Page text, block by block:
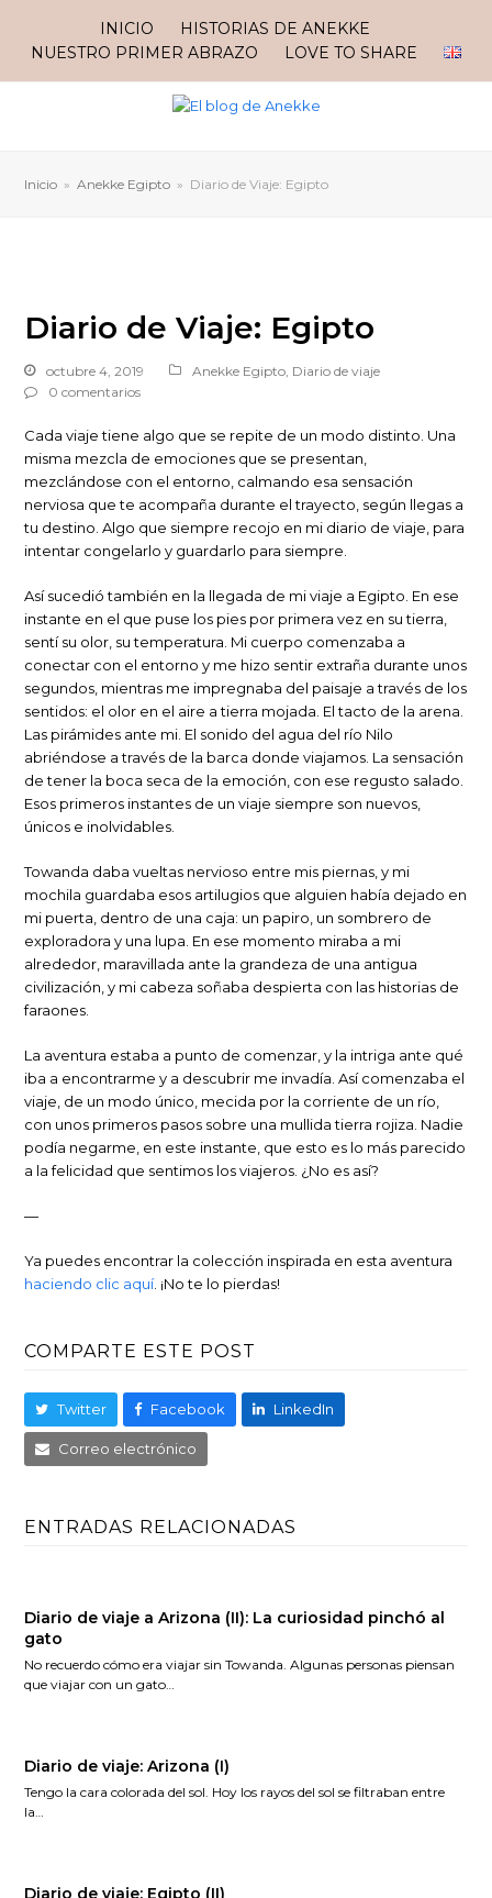
INICIO
HISTORIAS DE ANEKKE
NUESTRO PRIMER ABRAZO
LOVE TO SHARE
Inicio » Anekke Egipto » Diario de Viaje: Egipto
Diario de Viaje: Egipto
octubre 4, 2019 Anekke Egipto Diario de viaje
0 comentarios
Cada viaje tiene algo que se repite de un modo distinto. Una
misma mezcla de emociones que se presentan,
mezclándose con el entorno, calmando esa sensación
nerviosa que te acompaña durante el trayecto, según llegas a
tu destino. Algo que siempre recojo en mi diario de viaje, para
intentar congelarlo y guardarlo para siempre.
Así sucedió también en la llegada de mi viaje a Egipto. En ese
instante en el que puse los pies por primera vez en su tierra,
sentí su olor, su temperatura. Mi cuerpo comenzaba a
conectar con el entorno y me hizo sentir extraña durante unos
segundos, mientras me impregnaba del paisaje a través de los
sentidos: el olor en el aire a tierra mojada. El tacto de la arena.
Las pirámides ante mi. El sonido del agua del río Nilo
abriéndose a través de la barca donde viajamos. La sensación
de tener la boca seca de la emoción, con ese regusto salado.
Esos primeros instantes de un viaje siempre son nuevos,
únicos e inolvidables.
Towanda daba vueltas nervioso entre mis piernas, y mi
mochila guardaba esos artilugios que alguien había dejado en
mi puerta, dentro de una caja: un papiro, un sombrero de
exploradora y una lupa. En ese momento miraba a mi
alrededor, maravillada ante la grandeza de una antigua
civilización, y mi cabeza soñaba despierta con las historias de
faraones.
La aventura estaba a punto de comenzar, y la intriga ante qué
iba a encontrarme y a descubrir me invadía. Así comenzaba el
viaje, de un modo único, mecida por la corriente de un río,
con unos primeros pasos sobre una mullida tierra rojiza. Nadie
podía negarme, en este instante, que esto es lo más parecido
a la felicidad que sentimos los viajeros. ¿No es así?
—
Ya puedes encontrar la colección inspirada en esta aventura
haciendo clic aquí. ¡No te lo pierdas!
COMPARTE ESTE POST
Twitter Facebook LinkedIn
Correo electrónico
ENTRADAS RELACIONADAS
Diario de viaje a Arizona (II): La curiosidad pinchó al
gato
No recuerdo cómo era viajar sin Towanda. Algunas personas piensan
que viajar con un gato…
Diario de viaje: Arizona (I)
Tengo la cara colorada del sol. Hoy los rayos del sol se filtraban entre
la…
Diario de viaje: Egipto (II)